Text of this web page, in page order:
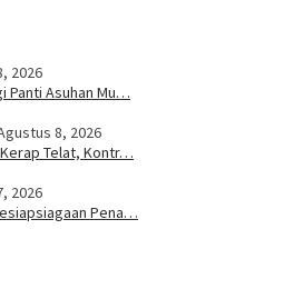
2026
Panti Asuhan Mu…
8, 2026
Kerap Telat, Kontr…
2026
Pena…